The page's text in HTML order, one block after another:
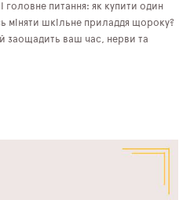
головне питання: як купити один
міняти шкільне приладдя щороку?
заощадить ваш час, нерви та